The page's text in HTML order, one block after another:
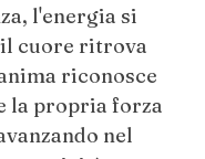
l'energia si
cuore ritrova
riconosce
la propria forza
nel